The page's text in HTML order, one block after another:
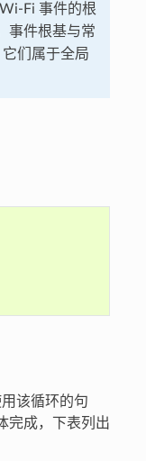
Fi 事件的根
事件根基与常
它们属于全局
该循环的句
完成，下表列出